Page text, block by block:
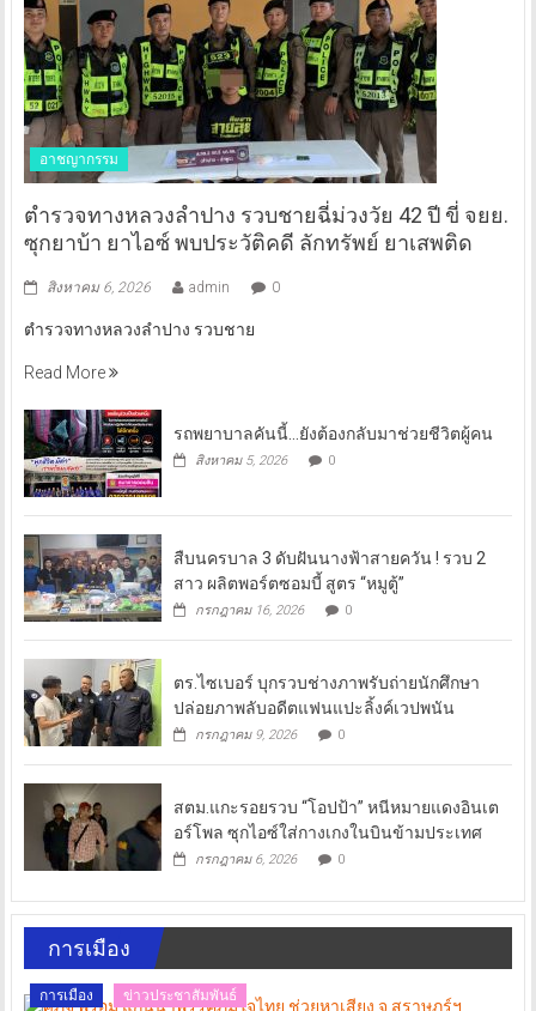
อาชญากรรม
ตำรวจทางหลวงลำปาง รวบชายฉี่ม่วงวัย 42 ปี ขี่ จยย.
ซุกยาบ้า ยาไอซ์ พบประวัติคดี ลักทรัพย์ ยาเสพติด
สิงหาคม 6, 2026 admin 0
ตำรวจทางหลวงลำปาง รวบชาย
Read More
รถพยาบาลคันนี้…ยังต้องกลับมาช่วยชีวิตผู้คน
สิงหาคม 5, 2026 0
สืบนครบาล 3 ดับฝันนางฟ้าสายควัน ! รวบ 2
สาว ผลิตพอร์ตซอมบี้ สูตร “หมูตู้”
กรกฎาคม 16, 2026 0
ตร.ไซเบอร์ บุกรวบช่างภาพรับถ่ายนักศึกษา
ปล่อยภาพลับอดีตแฟนแปะลิ้งค์เวปพนัน
กรกฎาคม 9, 2026 0
สตม.แกะรอยรวบ “โอปป้า” หนีหมายแดงอินเต
อร์โพล ซุกไอซ์ใส่กางเกงในบินข้ามประเทศ
กรกฎาคม 6, 2026 0
การเมือง
การเมือง ข่าวประชาสัมพันธ์